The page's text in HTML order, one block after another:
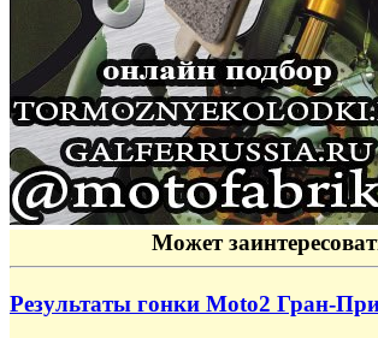
Может
Результаты гонки Moto2 Гран-